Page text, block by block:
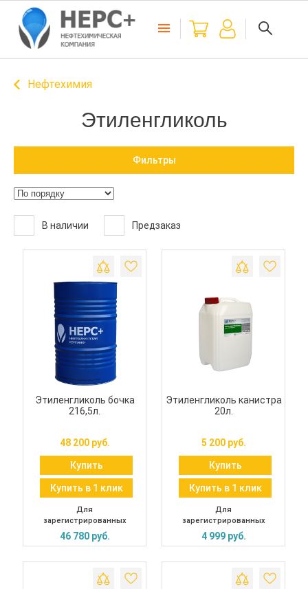
Нефтехимия
Этиленгликоль
Фильтры
В наличии Предзаказ
Этиленгликоль бочка
216,5л.
48 200 руб.
Купить
Купить в 1 клик
Для
зарегистрированных
46 780 руб.
Этиленгликоль канистра
20л.
5 200 руб.
Купить
Купить в 1 клик
Для
зарегистрированных
4 999 руб.